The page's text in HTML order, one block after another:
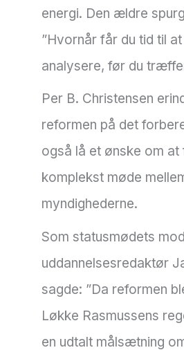
energi. Den ældre
”Hvornår får du tid til
analysere, før du
Per B. Christensen
reformen på det
også lå et ønske om at
komplekst møde
myndighederne.
Som statusmødets
uddannelsesredaktør
sagde: ”Da reformen
Løkke Rasmussens
en udtalt målsætning